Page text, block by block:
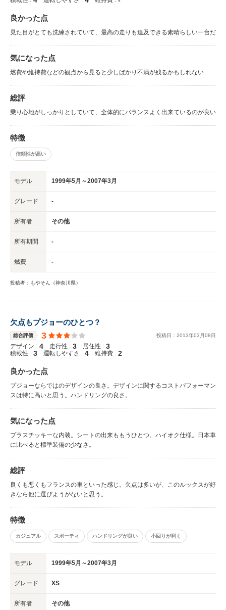
良かった点
見た目がとても洗練されていて、最高の走りも追及できる素晴らしい一台だ
気になった点
燃費や維持費などの観点から見ると少しばかり不満が残るかもしれない
総評
乗り心地がしっかりとしていて、全体的にバランスよく出来ているのが良い
特徴
信頼性が高い
モデル 1999年5月～2007年3月
グレード -
所有者 その他
所有期間 -
燃費 -
投稿者：もやそん（神奈川県）
欠点もプジョーのひとつ？
総合評価 3 投稿日： 2013年03 月08日
デザイン : 4 走行性 : 3 居住性 : 3
積載性 : 3 運転しやすさ : 4 維持費 : 2
良かった点
プジョーならではのデザインの良さ。デザインに関するコストパフォーマン
スは特に高いと思う。ハンドリングの良さ。
気になった点
プラスチッキーな内装。シートの出来ももうひとつ。ハイオク仕様。日本車
に比べると標準装備の少なさ。
総評
良くも悪くもフランスの車といった感じ。欠点は多いが、このルックスが好
きなら他に選びようがないと思う。
特徴
カジュアル スポーティ ハンドリングが良い 小回りが利く
モデル 1999年5月～2007年3月
グレード XS
所有者 その他